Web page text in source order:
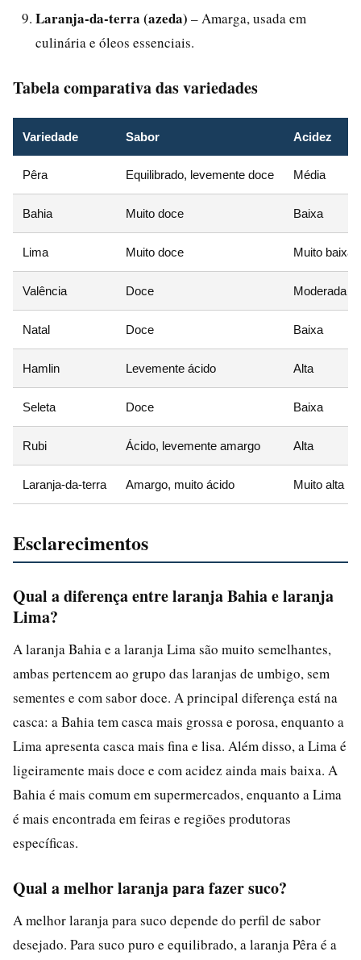
Laranja-da-terra (azeda) – Amarga, usada em
culinária e óleos essenciais.
Tabela comparativa das variedades
Variedade Sabor Acidez
Pêra Equilibrado, levemente doce Média
Bahia Muito doce Baixa
Lima Muito doce Muito baixa
Valência Doce Moderada
Natal Doce Baixa
Hamlin Levemente ácido Alta
Seleta Doce Baixa
Rubi Ácido, levemente amargo Alta
Laranja-da-terra Amargo, muito ácido Muito alta
Esclarecimentos
Qual a diferença entre laranja Bahia e laranja
Lima?
A laranja Bahia e a laranja Lima são muito semelhantes,
ambas pertencem ao grupo das laranjas de umbigo, sem
sementes e com sabor doce. A principal diferença está na
casca: a Bahia tem casca mais grossa e porosa, enquanto a
Lima apresenta casca mais fina e lisa. Além disso, a Lima é
ligeiramente mais doce e com acidez ainda mais baixa. A
Bahia é mais comum em supermercados, enquanto a Lima
é mais encontrada em feiras e regiões produtoras
específicas.
Qual a melhor laranja para fazer suco?
A melhor laranja para suco depende do perfil de sabor
desejado. Para suco puro e equilibrado, a laranja Pêra é a